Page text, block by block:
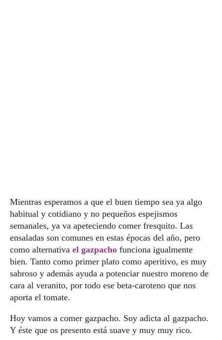
Mientras esperamos a que el buen tiempo sea ya algo
habitual y cotidiano y no pequeños espejismos
semanales, ya va apeteciendo comer fresquito. Las
ensaladas son comunes en estas épocas del año, pero
como alternativa el gazpacho funciona igualmente
bien. Tanto como primer plato como aperitivo, es muy
sabroso y además ayuda a potenciar nuestro moreno de
cara al veranito, por todo ese beta-caroteno que nos
aporta el tomate.
Hoy vamos a comer gazpacho. Soy adicta al gazpacho.
Y éste que os presento está suave y muy muy rico.